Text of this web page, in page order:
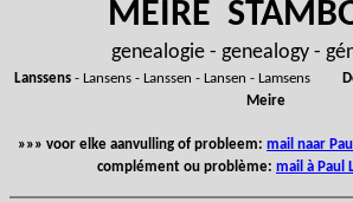
MEIRE
genealogie - genealogy -
Lanssens- Lansens - Lanssen - Lansen - Lamsens
Meire
»»» voor elke aanvulling of probleem: mail naar
complément ou problème: mail à Paul